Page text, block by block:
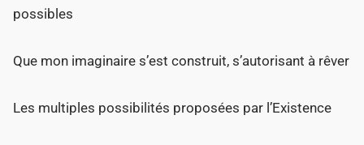
possibles
Que mon imaginaire s’est construit, s’autorisant à rêver
Les multiples possibilités proposées par l’Existence